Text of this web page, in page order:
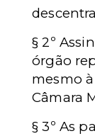
§ 2º
órgão
mesmo
Câmara
§ 3º As